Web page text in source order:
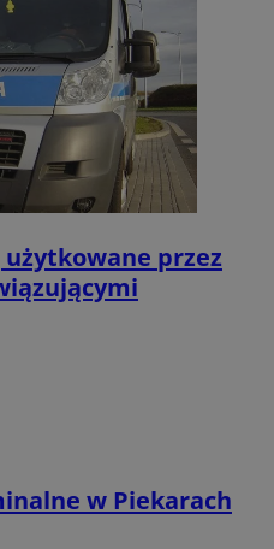
przez
w Piekarach